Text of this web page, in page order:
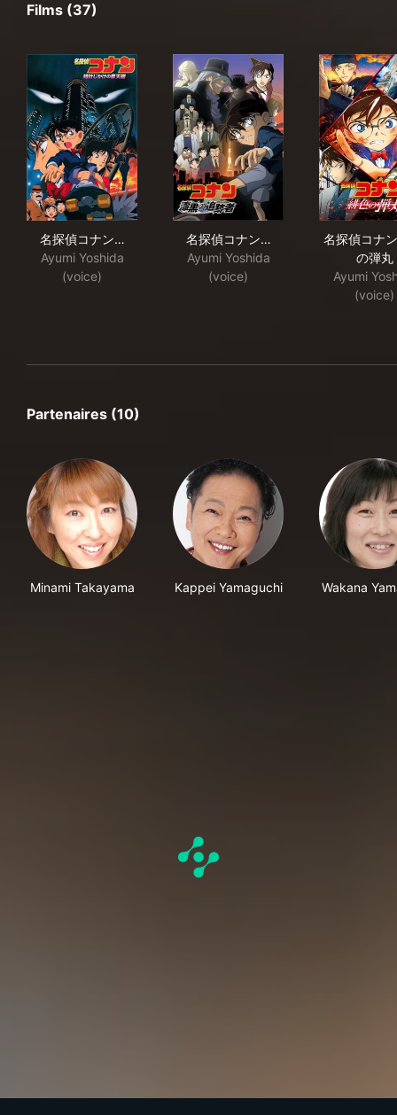
Films (37)
名探偵コナン…
Ayumi Yoshida
(voice)
名探偵コナン…
Ayumi Yoshida
(voice)
名探偵コナ
の弾丸
Ayumi
(voice)
Partenaires (10)
Minami Takayama Kappei Yamaguchi Wakana